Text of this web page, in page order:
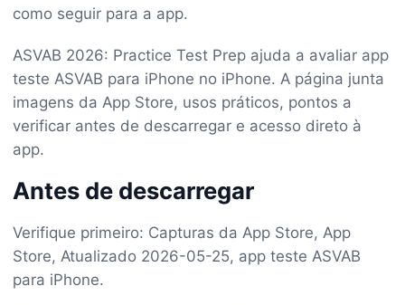
como seguir para a app.
ASVAB 2026: Practice Test Prep ajuda a avaliar app
teste ASVAB para iPhone no iPhone. A página junta
imagens da App Store, usos práticos, pontos a
verificar antes de descarregar e acesso direto à
app.
Antes de descarregar
Verifique primeiro: Capturas da App Store, App
Store, Atualizado 2026-05-25, app teste ASVAB
para iPhone.